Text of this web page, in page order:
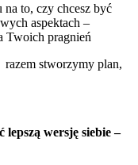
to, czy chcesz być
aspektach –
Twoich pragnień
razem stworzymy plan,
wersję siebie –